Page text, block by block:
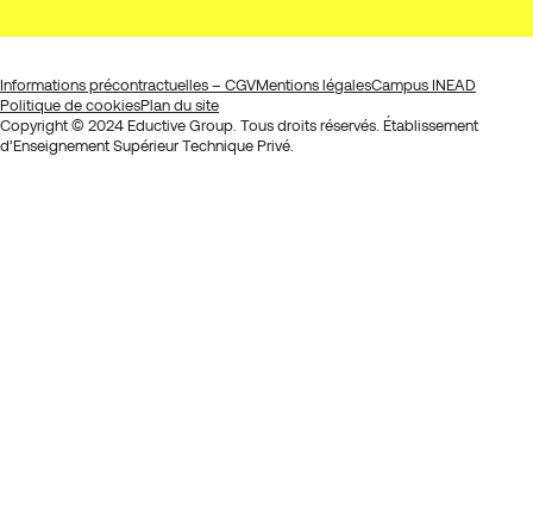
Informations précontractuelles – CGVMentions légalesCampus INEAD
Politique de cookiesPlan du site
Copyright © 2024 Eductive Group. Tous droits réservés. Établissement
d’Enseignement Supérieur Technique Privé.